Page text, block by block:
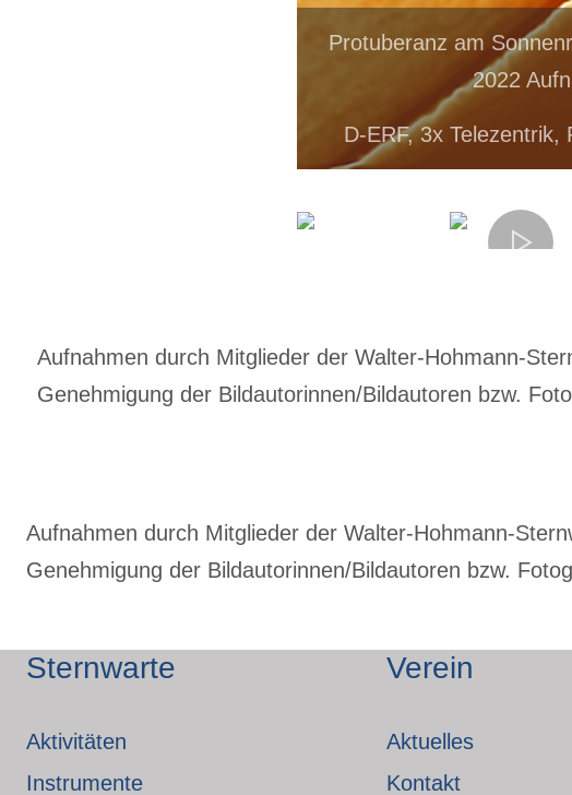
Protuberanz am
2022
D-ERF, 3x
Aufnahmen durch Mitglieder der Walter-Hohmann-
Genehmigung der Bildautorinnen/Bildautoren bzw.
Aufnahmen durch Mitglieder der Walter-Hohmann-
Genehmigung der Bildautorinnen/Bildautoren bzw.
Sternwarte
Aktivitäten
Instrumente
Verein
Aktuelles
Kontakt